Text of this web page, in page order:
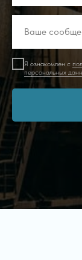
Я ознакомлен с
персональных